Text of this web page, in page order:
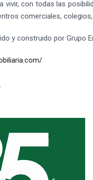
vivir, con todas las
comerciales,
y construido por Grupo